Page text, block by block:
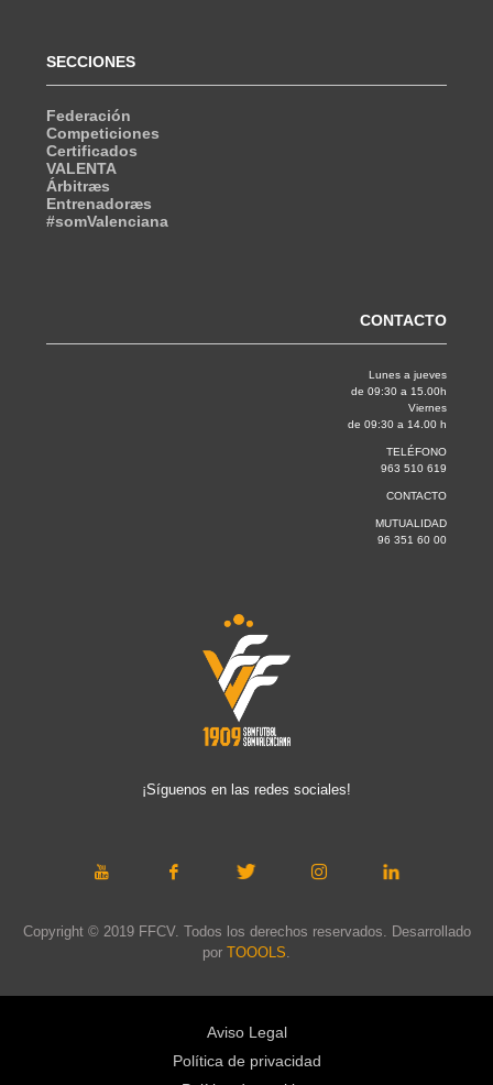
SECCIONES
Federación
Competiciones
Certificados
VALENTA
Árbitræs
Entrenadoræs
#somValenciana
CONTACTO
Lunes a jueves
de 09:30 a 15.00h
Viernes
de 09:30 a 14.00 h
TELÉFONO
963 510 619
CONTACTO
MUTUALIDAD
96 351 60 00
¡Síguenos en las redes sociales!
Copyright © 2019 FFCV. Todos los derechos reservados. Desarrollado
por TOOOLS.
Aviso Legal
Política de privacidad